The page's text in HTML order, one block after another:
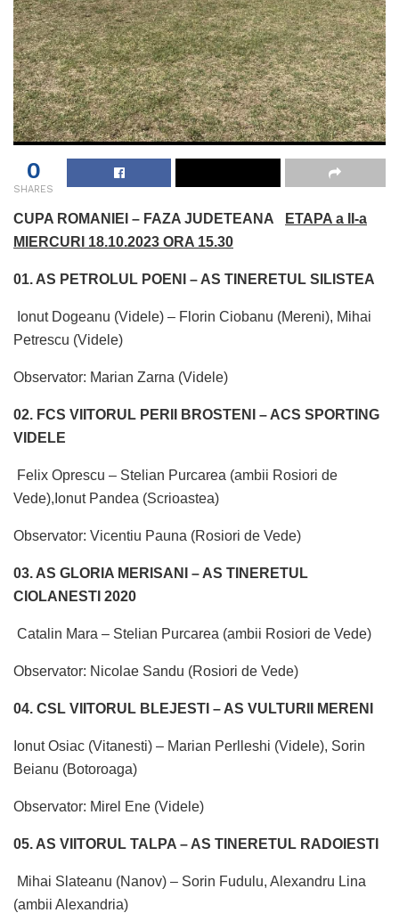
0
SHARES
CUPA ROMANIEI – FAZA JUDETEANA
ETAPA a II-a
MIERCURI 18.10.2023 ORA 15.30
01. AS PETROLUL POENI – AS TINERETUL SILISTEA
Ionut Dogeanu (Videle) – Florin Ciobanu (Mereni), Mihai
Petrescu (Videle)
Observator: Marian Zarna (Videle)
02. FCS VIITORUL PERII BROSTENI – ACS SPORTING
VIDELE
Felix Oprescu – Stelian Purcarea (ambii Rosiori de
Vede),Ionut Pandea (Scrioastea)
Observator: Vicentiu Pauna (Rosiori de Vede)
03. AS GLORIA MERISANI – AS TINERETUL
CIOLANESTI 2020
Catalin Mara – Stelian Purcarea (ambii Rosiori de Vede)
Observator: Nicolae Sandu (Rosiori de Vede)
04. CSL VIITORUL BLEJESTI – AS VULTURII MERENI
Ionut Osiac (Vitanesti) – Marian Perlleshi (Videle), Sorin
Beianu (Botoroaga)
Observator: Mirel Ene (Videle)
05. AS VIITORUL TALPA – AS TINERETUL RADOIESTI
Mihai Slateanu (Nanov) – Sorin Fudulu, Alexandru Lina
(ambii Alexandria)